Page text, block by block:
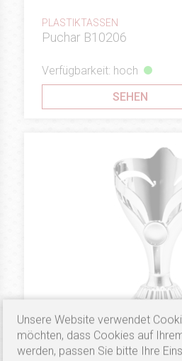
PLASTIKTASSEN
Puchar B10206
Verfügbarkeit: hoch
SEHEN
Unsere Website verwendet
möchten, dass Cookies auf
werden, passen Sie bitte Ihre